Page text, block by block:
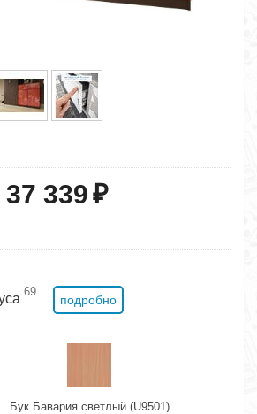
37 339₽
69
подробно
Бук Бавария светлый (U9501)